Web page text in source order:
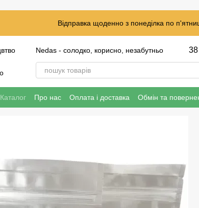
Відправка щоденно з понеділка по
Nedas - солодко, корисно, незабутньо
Каталог Про нас Оплата і доставка Обмін та
Відгуки про магазин